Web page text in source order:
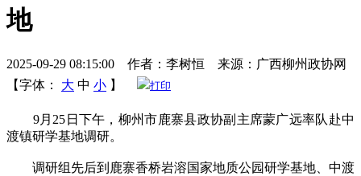
地
2025-09-29 08:15:00 作者：李树恒 来源：广西柳州政协网
【字体：
大 中 小 】 打印
9月25日下午，柳州市鹿寨县政协副主席蒙广远率队赴中
渡镇研学基地调研。
调研组先后到鹿寨香桥岩溶国家地质公园研学基地、中渡